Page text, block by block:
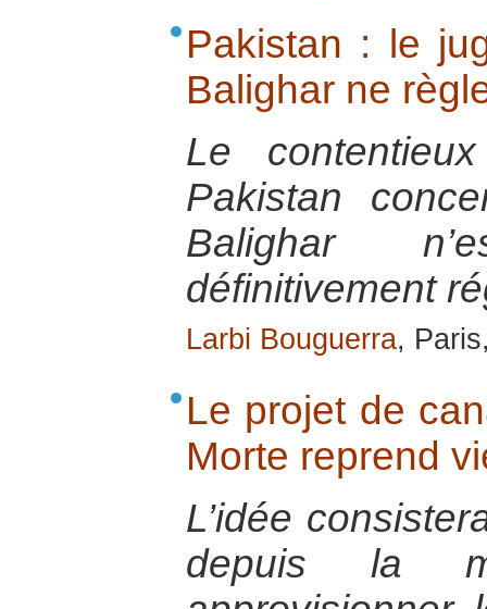
Pakistan : le
Balighar ne
Le
Pakistan
Balighar
définitivement
Larbi Bouguerra,
Le projet de
Morte reprend
L’idée
depuis la